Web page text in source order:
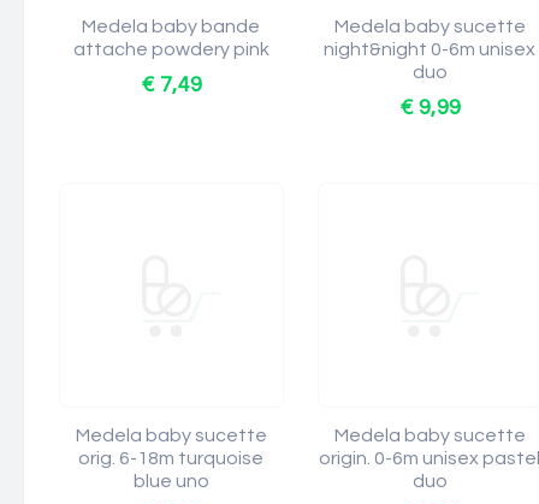
Medela baby bande
attache powdery pink
€ 7,49
Medela baby sucette
night&night 0-6m unisex
duo
€ 9,99
Medela baby sucette
orig. 6-18m turquoise
blue uno
Medela baby sucette
origin. 0-6m unisex
duo